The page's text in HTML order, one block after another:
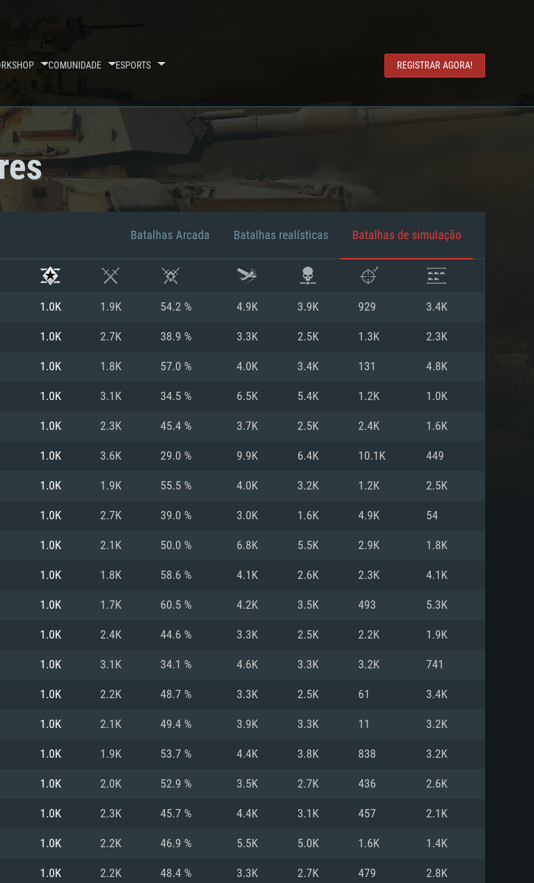
COMUNIDADE ESPORTS REGISTRAR AGORA!
DE SISTEMA
Resolução
Recomendado
superior
Memória: 16 GB ou mais
Placa Gráfica: Placa com DirectX 11 ou superior;
Nvidia GeForce 1060 ou superior, Radeon RX 570
(Intel Xeon
Metal.
Recomendado
mais recente
Processador: Core i7 (Intel Xeon não suportado)
Memória: 8 GB
Placa Gráfica: Radeon Vega II ou superior com
suporte Metal.
Network: Internet de banda larga.
Disco: 60,2 GB
drivers mais
equivalentes
mínima
Recomendado
recentes (não mais de 6 meses) / equivalentes
AMD (Radeon RX 570) com os drivers mais
Vulkan.
Network: Internet de banda larga.
Disco: 60,2 GB
Batalhas Arcada Batalhas realísticas Batalhas de simulação
1.0K 1.9K 54.2 % 4.9K 3.9K 929 3.4K
1.0K 2.7K 38.9 % 3.3K 2.5K 1.3K 2.3K
1.0K 1.8K 57.0 % 4.0K 3.4K 131 4.8K
1.0K 3.1K 34.5 % 6.5K 5.4K 1.2K 1.0K
1.0K 2.3K 45.4 % 3.7K 2.5K 2.4K 1.6K
1.0K 3.6K 29.0 % 9.9K 6.4K 10.1K 449
1.0K 1.9K 55.5 % 4.0K 3.2K 1.2K 2.5K
1.0K 2.7K 39.0 % 3.0K 1.6K 4.9K 54
1.0K 2.1K 50.0 % 6.8K 5.5K 2.9K 1.8K
1.0K 1.8K 58.6 % 4.1K 2.6K 2.3K 4.1K
1.0K 1.7K 60.5 % 4.2K 3.5K 493 5.3K
1.0K 2.4K 44.6 % 3.3K 2.5K 2.2K 1.9K
1.0K 3.1K 34.1 % 4.6K 3.3K 3.2K 741
1.0K 2.2K 48.7 % 3.3K 2.5K 61 3.4K
1.0K 2.1K 49.4 % 3.9K 3.3K 11 3.2K
1.0K 1.9K 53.7 % 4.4K 3.8K 838 3.2K
1.0K 2.0K 52.9 % 3.5K 2.7K 436 2.6K
1.0K 2.3K 45.7 % 4.4K 3.1K 457 2.1K
1.0K 2.2K 46.9 % 5.5K 5.0K 1.6K 1.4K
1.0K 2.2K 48.4 % 3.3K 2.7K 479 2.8K